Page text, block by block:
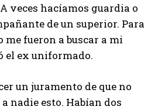
veces hacíamos guardia o
de un superior. Para
me fueron a buscar a mi
el ex uniformado.
un juramento de que no
nadie esto. Habían dos